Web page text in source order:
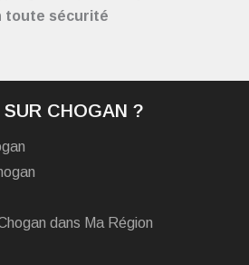
toute sécurité
CHOGAN ?
dans Ma Région